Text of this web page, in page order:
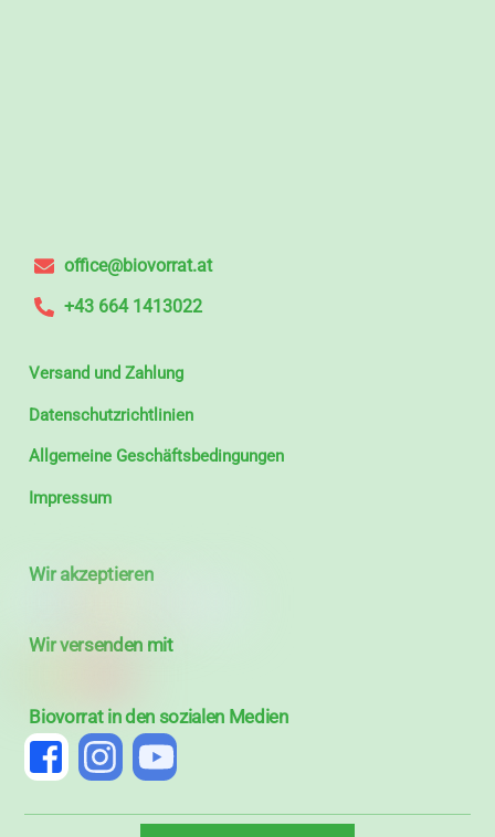
office@biovorrat.at
+43 664 1413022
Versand und Zahlung
Datenschutzrichtlinien
Allgemeine Geschäftsbedingungen
Impressum
Wir akzeptieren
Wir versenden mit
Biovorrat in den sozialen Medien